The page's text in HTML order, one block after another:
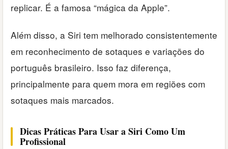
replicar. É a famosa “mágica da Apple”.
Além disso, a Siri tem melhorado consistentemente
em reconhecimento de sotaques e variações do
português brasileiro. Isso faz diferença,
principalmente para quem mora em regiões com
sotaques mais marcados.
Dicas Práticas Para Usar a Siri Como Um
Profissional